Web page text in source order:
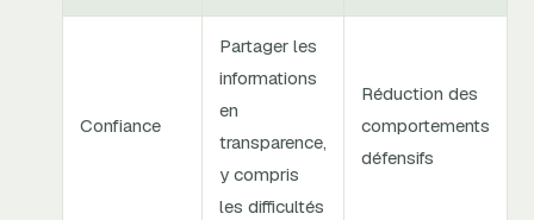
Confiance
Partager les
informations
en
transparence,
y compris
les difficultés
Réduction des
comportements
défensifs